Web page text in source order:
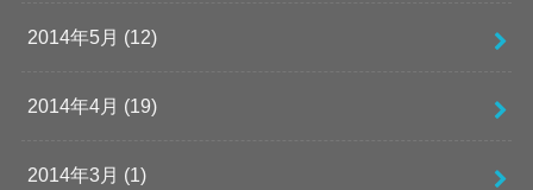
2014年5月 (12)
2014年4月 (19)
2014年3月 (1)